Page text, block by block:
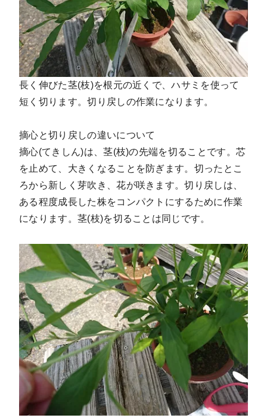
長く伸びた茎(枝)を根元の近くで、ハサミを使って
短く切ります。切り戻しの作業になります。
摘心と切り戻しの違いについて
摘心(てきしん)は、茎(枝)の先端を切ることです。芯
を止めて、大きくなることを防ぎます。切ったとこ
ろから新しく芽吹き、花が咲きます。切り戻しは、
ある程度成長した株をコンパクトにするために作業
になります。茎(枝)を切ることは同じです。